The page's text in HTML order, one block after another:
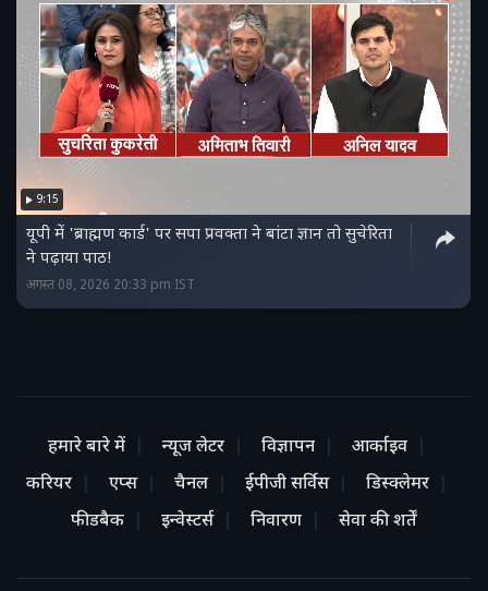
9:15
यूपी में 'ब्राह्मण कार्ड' पर सपा प्रवक्ता ने बांटा ज्ञान तो सुचेरिता
ने पढ़ाया पाठ!
अगस्त 08, 2026 20:33 pm IST
हमारे बारे में न्यूज लेटर विज्ञापन
आर्काइव
करियर
एप्स चैनल ईपीजी सर्विस
डिस्क्लेमर
फीडबैक
इन्वेस्टर्स निवारण सेवा की शर्तें